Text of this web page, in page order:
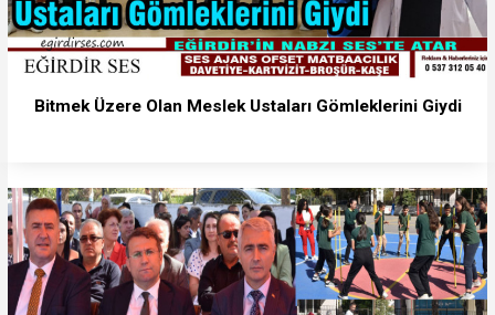
Bitmek Üzere Olan Meslek Ustaları Gömleklerini Giydi